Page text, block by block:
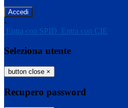
-
Entra con SPID Entra con CIE
Seleziona utente
button close ×
Recupero password